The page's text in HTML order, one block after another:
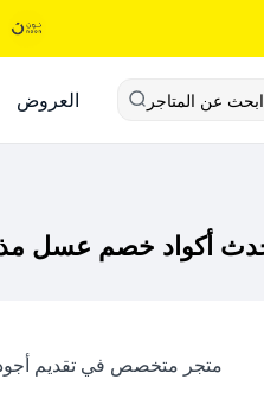
العروض ابحث عن المتاجر
متجر متخصص في تقديم أجود